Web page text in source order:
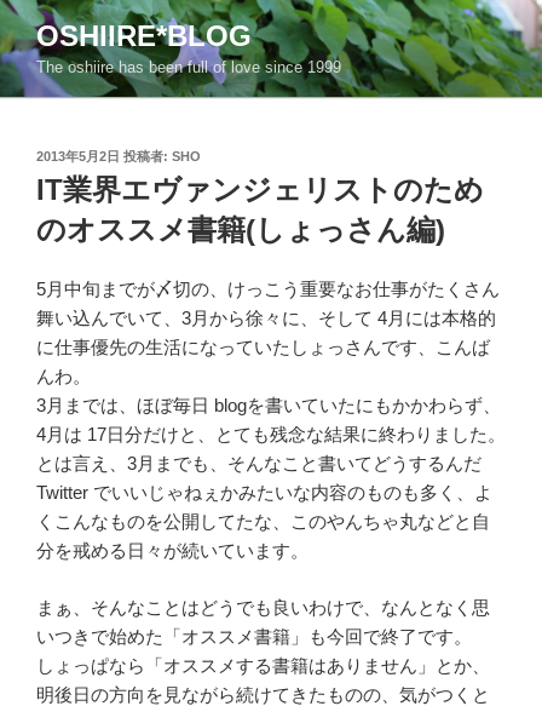
コ
ン
テ
ン
OSHIIRE*BLOG
The oshiire has been full of love since 1999
投
稿
日:
2013年5月2日 投稿者: SHO
IT業界エヴァンジェリストのため
のオススメ書籍(しょっさん編)
5月中旬までが〆切の、けっこう重要なお仕事がたくさん
舞い込んでいて、3月から徐々に、そして 4月には本格的
に仕事優先の生活になっていたしょっさんです、こんば
んわ。
3月までは、ほぼ毎日 blogを書いていたにもかかわらず、
4月は 17日分だけと、とても残念な結果に終わりました。
とは言え、3月までも、そんなこと書いてどうするんだ
Twitter でいいじゃねぇかみたいな内容のものも多く、よ
くこんなものを公開してたな、このやんちゃ丸などと自
分を戒める日々が続いています。
まぁ、そんなことはどうでも良いわけで、なんとなく思
いつきで始めた「オススメ書籍」も今回で終了です。
しょっぱなら「オススメする書籍はありません」とか、
明後日の方向を見ながら続けてきたものの、気がつくと